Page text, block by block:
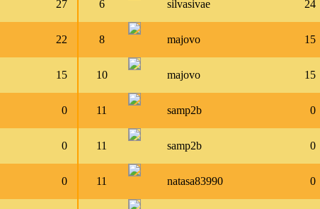
27 6 silvasivae 24
22 8 majovo 15
15 10 majovo 15
0 11 samp2b 0
0 11 samp2b 0
0 11 natasa83990 0